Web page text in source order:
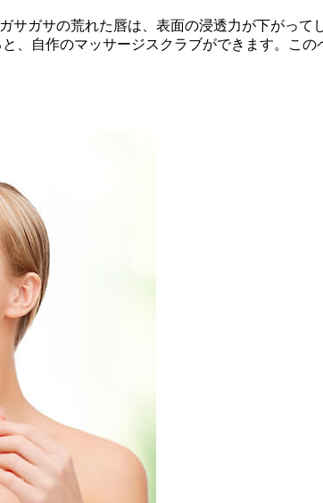
サガサの荒れた唇は、表面の浸透力が下がっ
、自作のマッサージスクラブができます。こ